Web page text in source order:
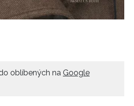
oblíbených na Google